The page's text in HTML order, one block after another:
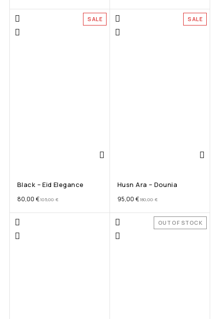
SALE
Black – Eid Elegance
105,00€
80,00 €
SALE
Husn Ara – Dounia
180,00€
95,00 €
OUT OF STOCK